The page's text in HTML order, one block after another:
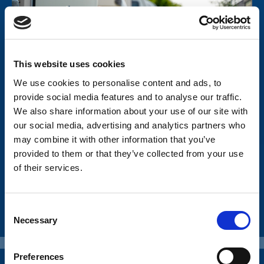
This website uses cookies
We use cookies to personalise content and ads, to
provide social media features and to analyse our traffic.
We also share information about your use of our site with
our social media, advertising and analytics partners who
may combine it with other information that you’ve
provided to them or that they’ve collected from your use
of their services.
n
s
Necessary
Preferences
HUSVAGNSTILLBEHÖR